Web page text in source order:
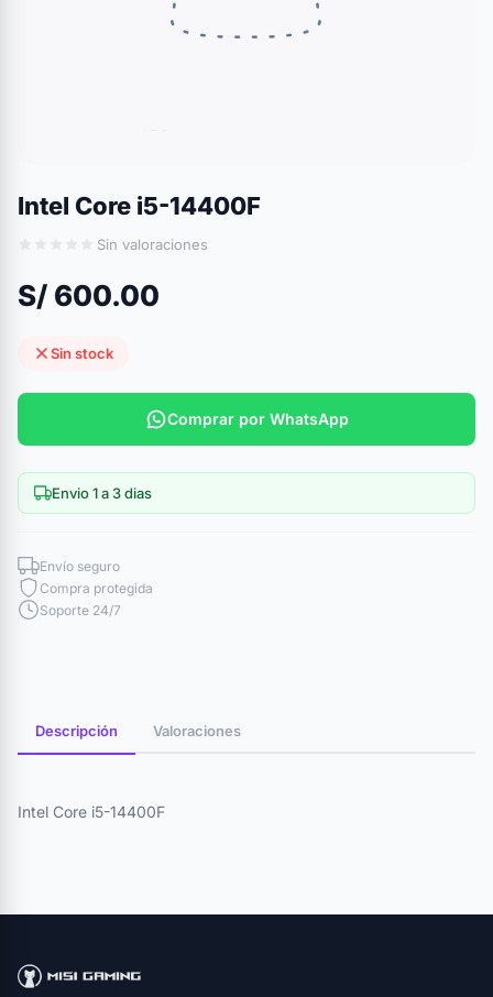
Intel Core i5-14400F
Sin valoraciones
S/ 600.00
Sin stock
Comprar por WhatsApp
Envio 1 a 3 dias
Envío seguro
Compra protegida
Soporte 24/7
Descripción Valoraciones
Intel Core i5-14400F